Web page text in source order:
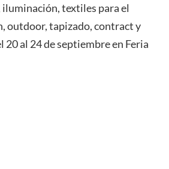
iluminación, textiles para el
outdoor, tapizado, contract y
20 al 24 de septiembre en Feria